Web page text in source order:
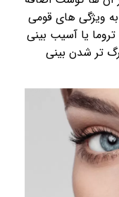
به ویژگی های قومی
یا آسیب بینی
تر شدن بینی